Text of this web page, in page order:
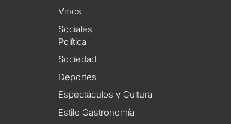
Vinos
Sociales
Política
Sociedad
Deportes
Espectáculos y Cultura
Estilo Gastronomía